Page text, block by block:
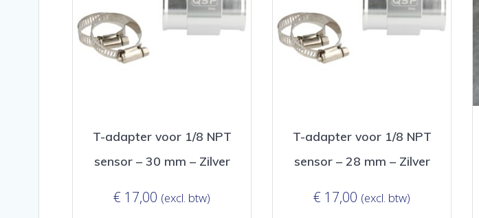
T-adapter voor 1/8 NPT
sensor – 30 mm – Zilver
€ 17,00 (excl. btw)
T-adapter voor 1/8 NPT
sensor – 28 mm – Zilver
€ 17,00 (excl. btw)